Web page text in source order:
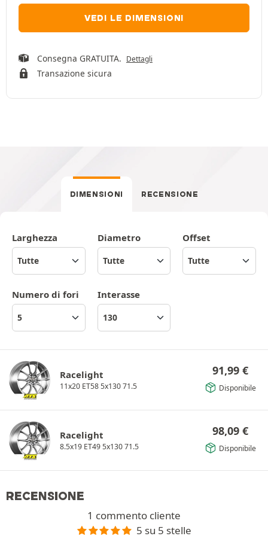
VEDI LE DIMENSIONI
Consegna GRATUITA. Dettagli
Transazione sicura
DIMENSIONI RECENSIONE
Larghezza Diametro Offset
Numero di fori Interasse
Racelight
11x20 ET58 5x130 71.5
91,99 €
Disponibile
Racelight
8.5x19 ET49 5x130 71.5
98,09 €
Disponibile
RECENSIONE
1 commento cliente
5 su 5 stelle